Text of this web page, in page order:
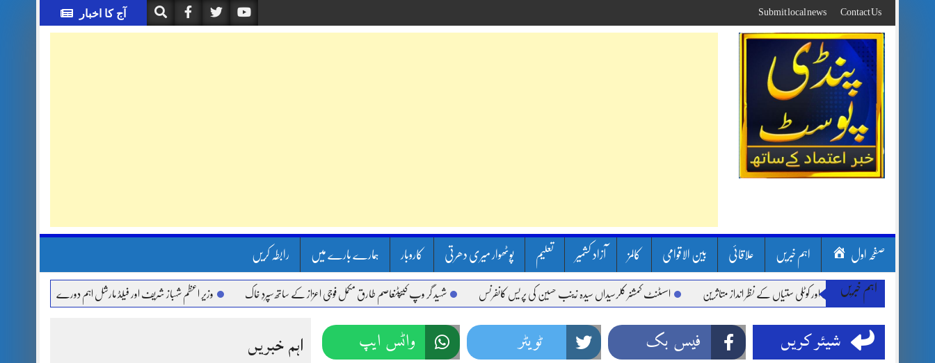
to
content
آج کا اخبار Contact Us
Submit local news
صفحہ اول اہم خبریں علاقائی بین الاقوامی کالمز آزاد کشمیر تعلیم پوٹھوار میری دھرتی کاروبار ہمارے بارے میں رابطہ کریں
اہم خبریں
بارشیں، لینڈ سلائیڈنگ اور کوٹلی ستیاں کے نظر انداز متاثرین اسسٹنٹ کمشنر کلرسیداں سیدہ زینب حسین کی پریس کانفرنس شہید گر وپ کیپٹنعاصم طارق مکمل فوجی اعزاز کے ساتھ سپردِ خاک وزیر اعظم شہباز شریف اور فیلڈ مارشل اہم دورے پر سعودی عرب روانہ
اہم خبریں شیئر کریں فیس بک ٹویٹر واٹس ایپ